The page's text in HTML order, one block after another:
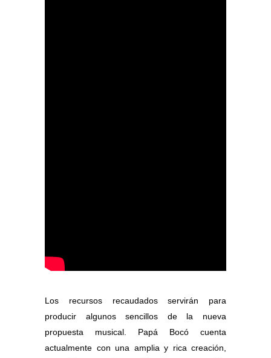
Los recursos recaudados servirán para
producir algunos sencillos de la nueva
propuesta musical. Papá Bocó cuenta
actualmente con una amplia y rica creación,